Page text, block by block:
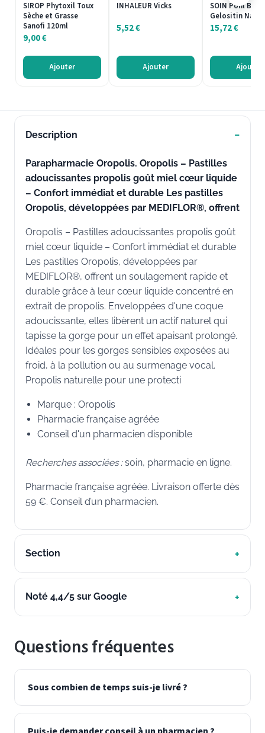
SIROP Phytoxil Toux
Sèche et Grasse
Sanofi 120ml
9,00€
Ajouter
INHALEUR Vicks
5,52€
Ajouter
SOIN Pohl
Gelositin Nasal
15,72€
Ajouter
Description
Parapharmacie Oropolis. Oropolis – Pastilles
adoucissantes propolis goût miel cœur liquide
– Confort immédiat et durable Les pastilles
Oropolis, développées par MEDIFLOR®, offrent
Oropolis – Pastilles adoucissantes propolis goût
miel cœur liquide – Confort immédiat et durable
Les pastilles Oropolis, développées par
MEDIFLOR®, offrent un soulagement rapide et
durable grâce à leur cœur liquide concentré en
extrait de propolis. Enveloppées d'une coque
adoucissante, elles libèrent un actif naturel qui
tapisse la gorge pour un effet apaisant prolongé.
Idéales pour les gorges sensibles exposées au
froid, à la pollution ou au surmenage vocal.
Propolis naturelle pour une protecti
Marque : Oropolis
Pharmacie française agréée
Conseil d'un pharmacien disponible
Recherches associées :soin, pharmacie en ligne.
Pharmacie française agréée. Livraison offerte dès
59 €. Conseil d’un pharmacien.
Section
Noté 4,4/5 sur Google
Questions fréquentes
Sous combien de temps suis-je livré ?